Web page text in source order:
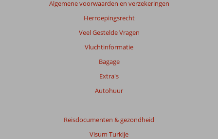
garanderen.Algemene voorwaarden en verzekeringen
Herroepingsrecht
Veel Gestelde Vragen
Vluchtinformatie
Bagage
Extra's
Autohuur
Reisdocumenten & gezondheid
Visum Turkije